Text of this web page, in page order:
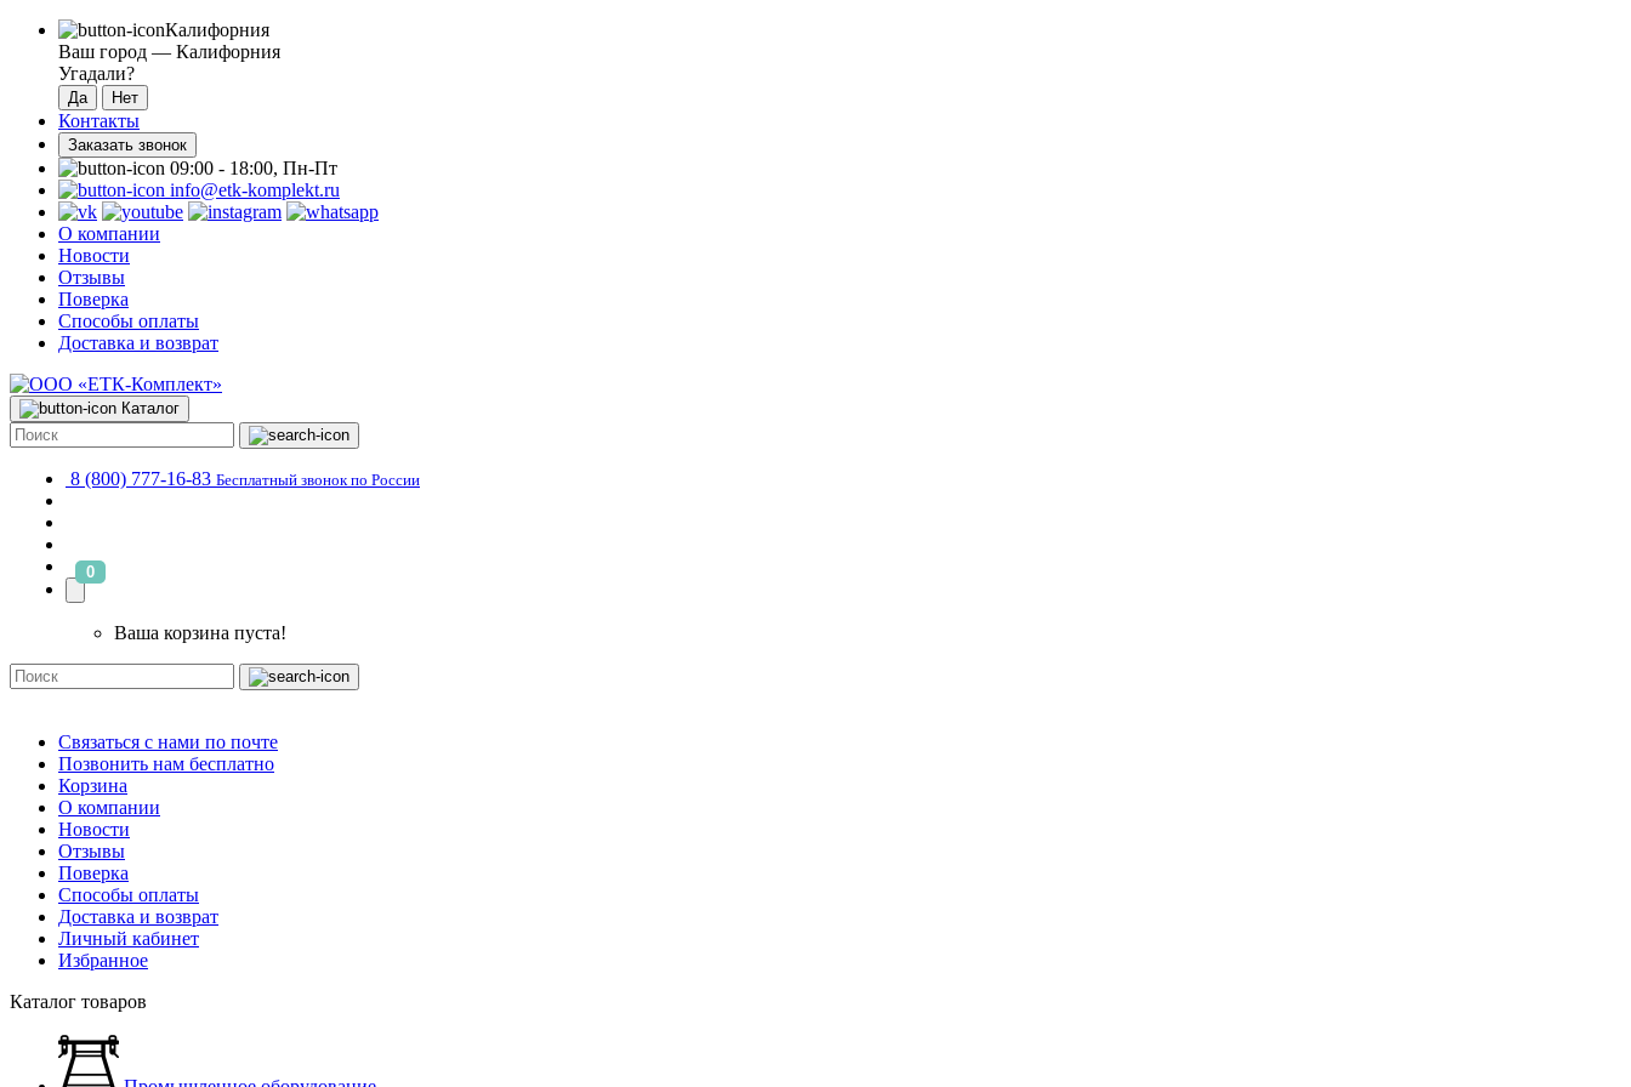
Калифорния
Ваш город — Калифорния
Угадали?
Контакты
Заказать звонок
09:00 - 18:00, Пн-Пт
info@etk-komplekt.ru
О компании
Новости
Отзывы
Поверка
Способы оплаты
Доставка и возврат
Каталог
8 (800) 777-16-83 Бесплатный звонок по России
0
Ваша корзина пуста!
Связаться с нами по почте
Позвонить нам бесплатно
Корзина
О компании
Новости
Отзывы
Поверка
Способы оплаты
Доставка и возврат
Личный кабинет
Избранное
Каталог товаров